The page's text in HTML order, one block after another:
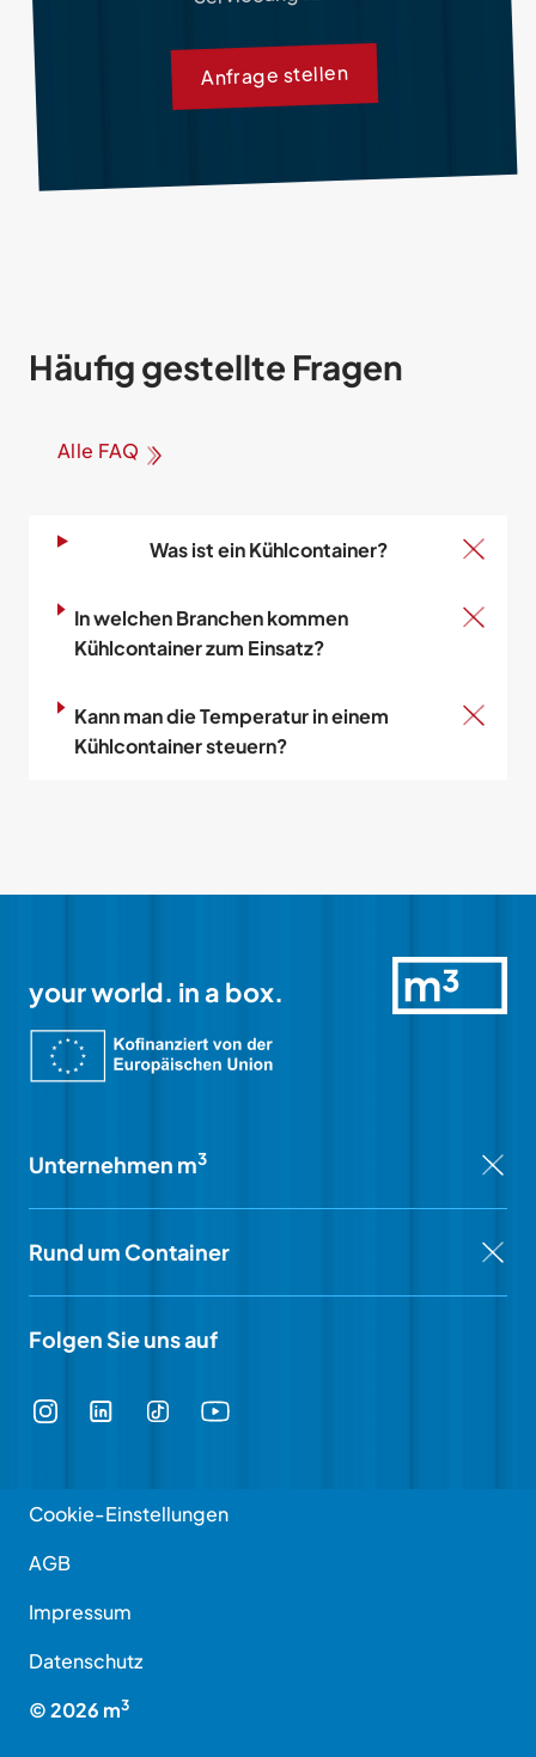
Anfrage stellen
Häufig gestellte Fragen
Alle FAQ
Was ist ein Kühlcontainer?
In welchen Branchen kommen
Kühlcontainer zum Einsatz?
Kann man die Temperatur in einem
Kühlcontainer steuern?
your world. in a box.
Unternehmen m3
Rund um Container
Folgen Sie uns auf
©2026 m3
Cookie-Einstellungen
AGB
Impressum
Datenschutz